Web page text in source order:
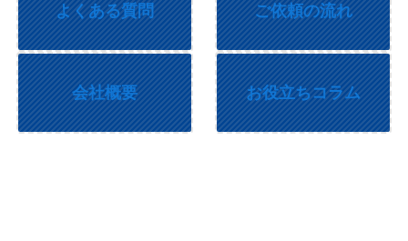
よくある質問 ご依頼の流れ
会社概要 お役立ちコラム